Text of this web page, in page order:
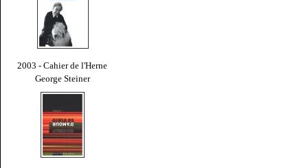
2003 - Cahier de l'Herne
George Steiner